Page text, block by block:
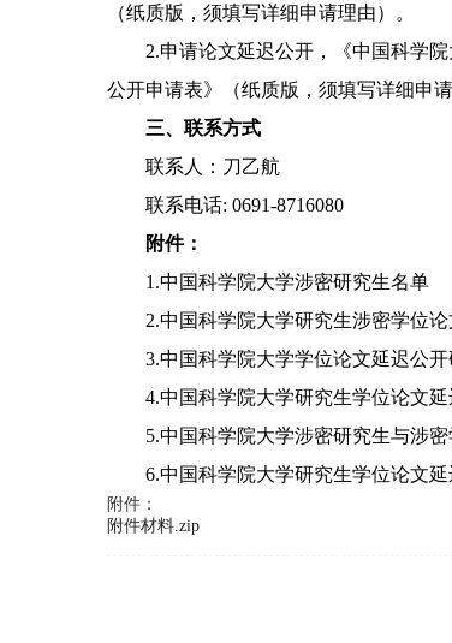
（纸质版，须填写详细申请理由）。
2.申请论文延迟公开，《中国科学
公开申请表》（纸质版，须填写详细申请
三、联系方式
联系人：刀乙航
联系电话: 0691-8716080
附件：
1.中国科学院大学涉密研究生名单
2.中国科学院大学研究生涉密学位
3.中国科学院大学学位论文延迟公
4.中国科学院大学研究生学位论文
5.中国科学院大学涉密研究生与涉
6.中国科学院大学研究生学位论文
附件：
附件材料.zip